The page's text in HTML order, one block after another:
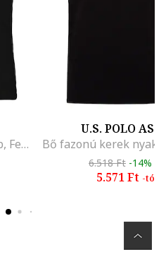
Bordázott trikó szett - 2 db, Fekete
U.S. POLO
6.518 Ft -14%
5.571 Ft -tól